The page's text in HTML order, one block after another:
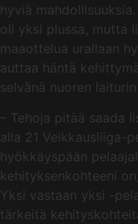
hyviä
oli yksi plussa, mutta
maaottelua urallaan
auttaa häntä
selvänä nuoren laiturin
– Tehoja pitää saada
alla 21 Veikkausliiga-
hyökkäyspään
kehityksenkohteeni
Yksi vastaan yksi -
tärkeitä